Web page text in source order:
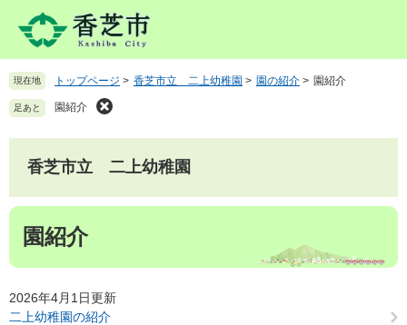
先
頭
す
を
飛
し
文
現在地 トップページ > 香芝市立 二上幼稚園 > 園の紹介 > 園紹介
足あと 園紹介
香芝市立 二上幼稚園
本
園紹介
2026年4月1日更新
二上幼稚園の紹介